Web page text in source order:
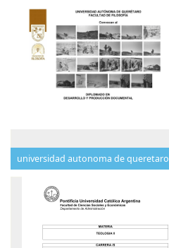
universidad autonoma de queretaro